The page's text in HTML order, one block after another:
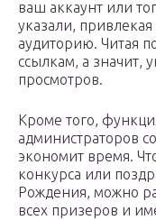
ваш аккаунт или
указали,
аудиторию. Читая
ссылкам, а значит,
просмотров.
Кроме того,
администраторов
экономит время.
конкурса или
Рождения, можно
всех призеров и